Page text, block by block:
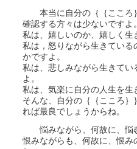
本当に自分の｛｛こころ
確認する方々は少ないですよ
私は、嬉しいのか、嬉しく
私は，怒りながら生きてい
かですよ。
私は、悲しみながら生きて
よ。
私は、気楽に自分の人生を
そんな、自分の｛｛こころ
れば最良でしょうからね。
悩みながら、何故に、悩
恨みながらも、何故に、恨